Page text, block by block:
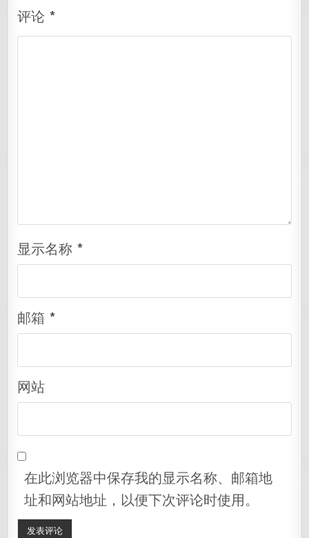
评论*
显示名称*
邮箱*
网站
在此浏览器中保存我的显示名称、邮箱地
址和网站地址，以便下次评论时使用。